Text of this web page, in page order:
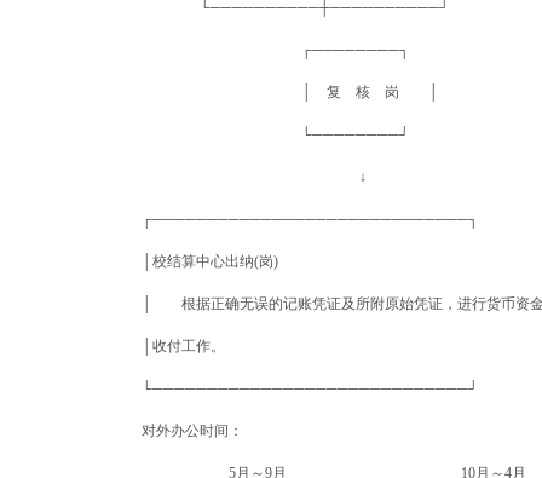
└──────────┼──────────┘
┌────────┐
│ 复 核 岗 │
└────────┘
↓
┌─────────────────────────────┐
│校结算中心出纳(岗
│ 根据正确无误的记账凭证及所附原始凭证，进行货币
│收付工作。
└─────────────────────────────┘
对外办公时间：
5月～9月 10月～4月